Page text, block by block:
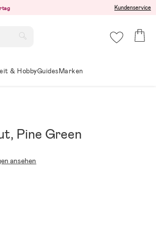
Kundenservice
& HobbyGuidesMarken
Pine Green
ansehen